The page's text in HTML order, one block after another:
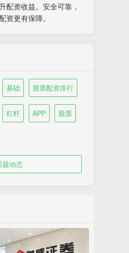
配资收益。安全可靠，
资更有保障。
基础 股票配资排行
杠杆 APP 股票
题动态